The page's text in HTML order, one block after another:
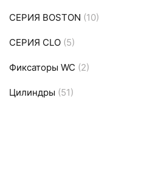
СЕРИЯ ВOSTON (10)
СЕРИЯ СLO (5)
Фиксаторы WC (2)
Цилиндры (51)